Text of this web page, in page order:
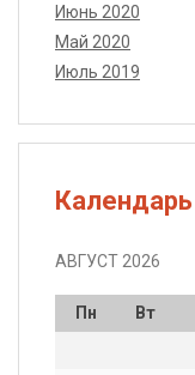
Июнь 2020
Май 2020
Июль 2019
Календарь
АВГУСТ 2026
Пн Вт